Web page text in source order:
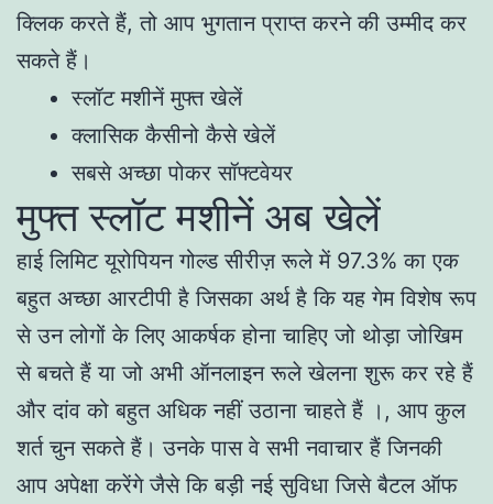
क्लिक करते हैं, तो आप भुगतान प्राप्त करने की उम्मीद कर
सकते हैं।
स्लॉट मशीनें मुफ्त खेलें
क्लासिक कैसीनो कैसे खेलें
सबसे अच्छा पोकर सॉफ्टवेयर
मुफ्त स्लॉट मशीनें अब खेलें
हाई लिमिट यूरोपियन गोल्ड सीरीज़ रूले में 97.3% का एक
बहुत अच्छा आरटीपी है जिसका अर्थ है कि यह गेम विशेष रूप
से उन लोगों के लिए आकर्षक होना चाहिए जो थोड़ा जोखिम
से बचते हैं या जो अभी ऑनलाइन रूले खेलना शुरू कर रहे हैं
और दांव को बहुत अधिक नहीं उठाना चाहते हैं ।, आप कुल
शर्त चुन सकते हैं। उनके पास वे सभी नवाचार हैं जिनकी
आप अपेक्षा करेंगे जैसे कि बड़ी नई सुविधा जिसे बैटल ऑफ